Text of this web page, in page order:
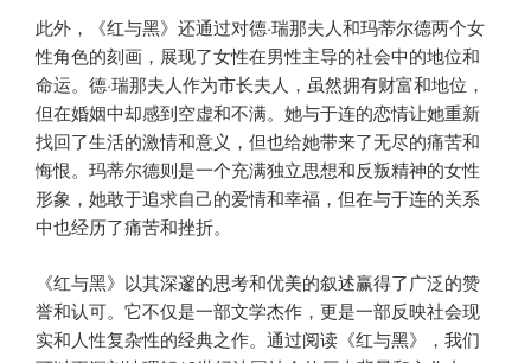
此外，《红与黑》还通过对德·瑞那夫人和玛蒂尔德两个女
性角色的刻画，展现了女性在男性主导的社会中的地位和
命运。德·瑞那夫人作为市长夫人，虽然拥有财富和地位，
但在婚姻中却感到空虚和不满。她与于连的恋情让她重新
找回了生活的激情和意义，但也给她带来了无尽的痛苦和
悔恨。玛蒂尔德则是一个充满独立思想和反叛精神的女性
形象，她敢于追求自己的爱情和幸福，但在与于连的关系
中也经历了痛苦和挫折。
《红与黑》以其深邃的思考和优美的叙述赢得了广泛的赞
誉和认可。它不仅是一部文学杰作，更是一部反映社会现
实和人性复杂性的经典之作。通过阅读《红与黑》，我们